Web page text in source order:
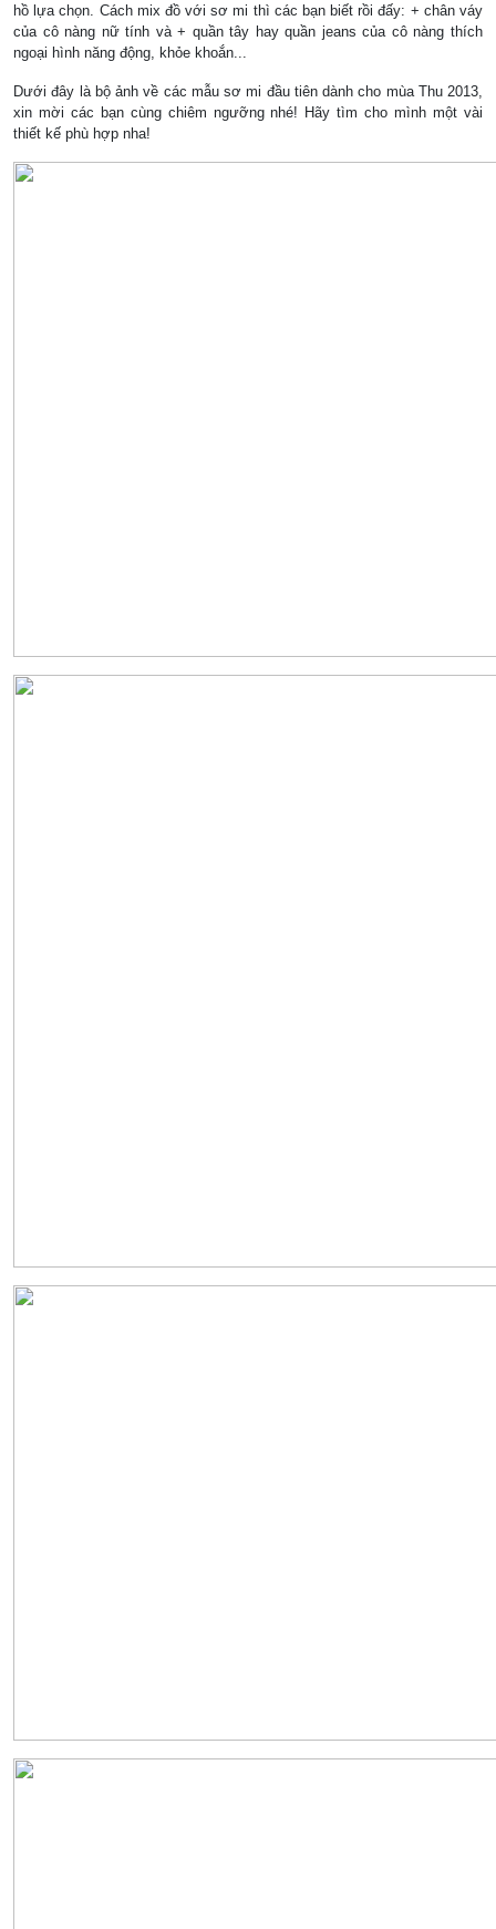
hồ lựa chọn. Cách mix đồ với sơ mi thì các bạn biết rồi đấy: + chân váy
của cô nàng nữ tính và + quần tây hay quần jeans của cô nàng thích
ngoại hình năng động, khỏe khoắn...
Dưới đây là bộ ảnh về các mẫu sơ mi đầu tiên dành cho mùa Thu 2013,
xin mời các bạn cùng chiêm ngưỡng nhé! Hãy tìm cho mình một vài
thiết kế phù hợp nha!